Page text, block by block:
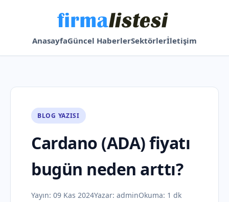
AnasayfaGüncel HaberlerSektörlerİletişim
BLOG YAZISI
Cardano (ADA) fiyatı
bugün neden arttı?
Yayın: 09 Kas 2024Yazar: adminOkuma: 1 dk